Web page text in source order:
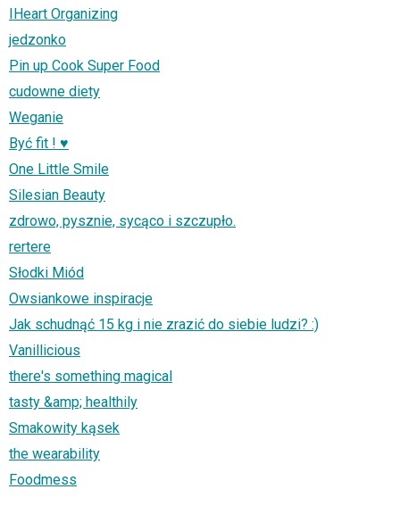
IHeart Organizing
jedzonko
Pin up Cook Super Food
cudowne diety
Weganie
Być fit ! ♥
One Little Smile
Silesian Beauty
zdrowo, pysznie, sycąco i szczupło.
rertere
Słodki Miód
Owsiankowe inspiracje
Jak schudnąć 15 kg i nie zrazić do siebie ludzi? :)
Vanillicious
there's something magical
tasty &amp; healthily
Smakowity kąsek
the wearability
Foodmess